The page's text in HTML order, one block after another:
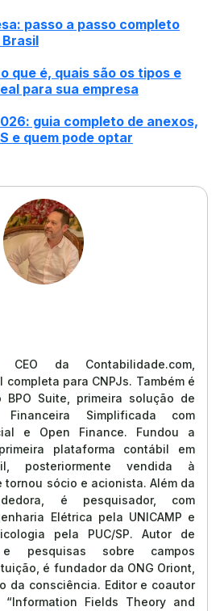
passo a passo completo
Brasil
que é, quais são os tipos e
para sua empresa
guia completo de anexos,
e quem pode optar
CEO da Contabilidade.com,
para CNPJs. Também é
BPO Suite, primeira solução de
Simplificada com
e Open Finance. Fundou a
plataforma contábil em
posteriormente vendida à
tornou sócio e acionista. Além da
é pesquisador, com
Elétrica pela UNICAMP e
pela PUC/SP. Autor de
pesquisas sobre campos
é fundador da ONG Oriont,
da consciência. Editor e coautor
Fields Theory and